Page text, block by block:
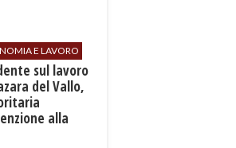
E LAVORO
sul lavoro
del Vallo,
alla